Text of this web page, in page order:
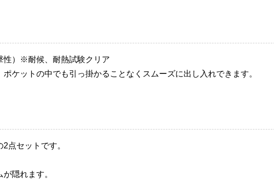
性）※耐候、耐熱試験クリア
ケットの中でも引っ掛かることなくスムーズに出し入れできます。
2点セットです。
が隠れます。